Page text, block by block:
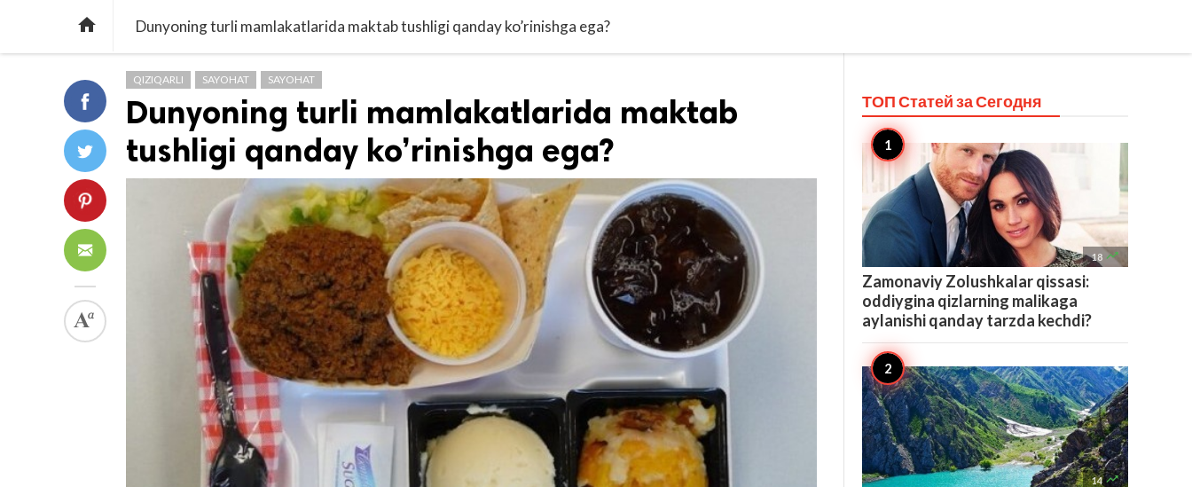
 Dunyoning turli mamlakatlarida maktab tushligi qanday ko’rinishga ega?
QIZIQARLI SAYOHAT SAYOHAT
Dunyoning turli mamlakatlarida maktab
tushligi qanday ko’rinishga ega?
ТОП Статей заСегодня
18 
Zamonaviy Zolushkalar qissasi:
oddiygina qizlarning malikaga
aylanishi qanday tarzda kechdi?
14 